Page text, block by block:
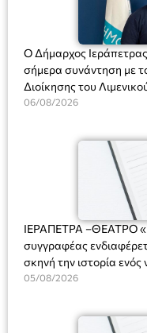
Ο Δήμαρχος
σήμερα συνάντηση με
Διοίκησης του
Ακτοφυλακής (Λ.Σ.-
06/08/2026
ΙΕΡΑΠΕΤΡΑ –ΘΕΑΤΡΟ
συγγραφέας
σκηνή την ιστορία ενός
κάθειρξης για
ασθένεια, τον
όσο και
05/08/2026